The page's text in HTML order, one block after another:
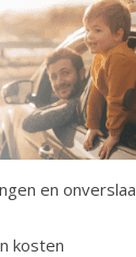
en
kosten